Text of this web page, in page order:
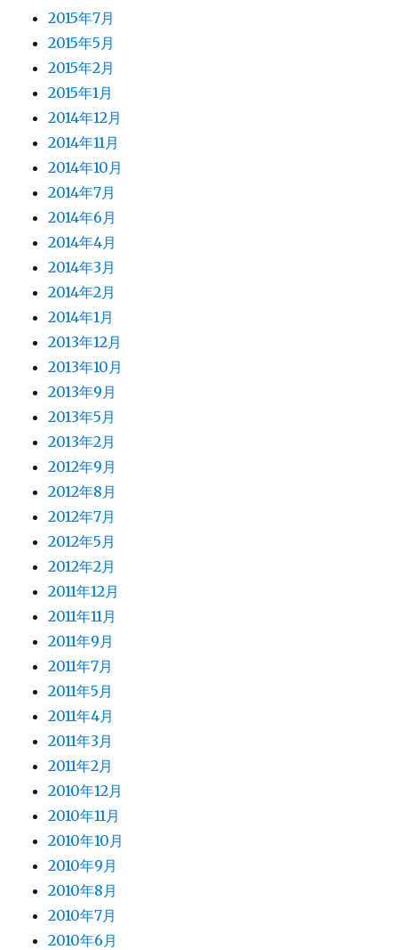
2015年7月
2015年5月
2015年2月
2015年1月
2014年12月
2014年11月
2014年10月
2014年7月
2014年6月
2014年4月
2014年3月
2014年2月
2014年1月
2013年12月
2013年10月
2013年9月
2013年5月
2013年2月
2012年9月
2012年8月
2012年7月
2012年5月
2012年2月
2011年12月
2011年11月
2011年9月
2011年7月
2011年5月
2011年4月
2011年3月
2011年2月
2010年12月
2010年11月
2010年10月
2010年9月
2010年8月
2010年7月
2010年6月